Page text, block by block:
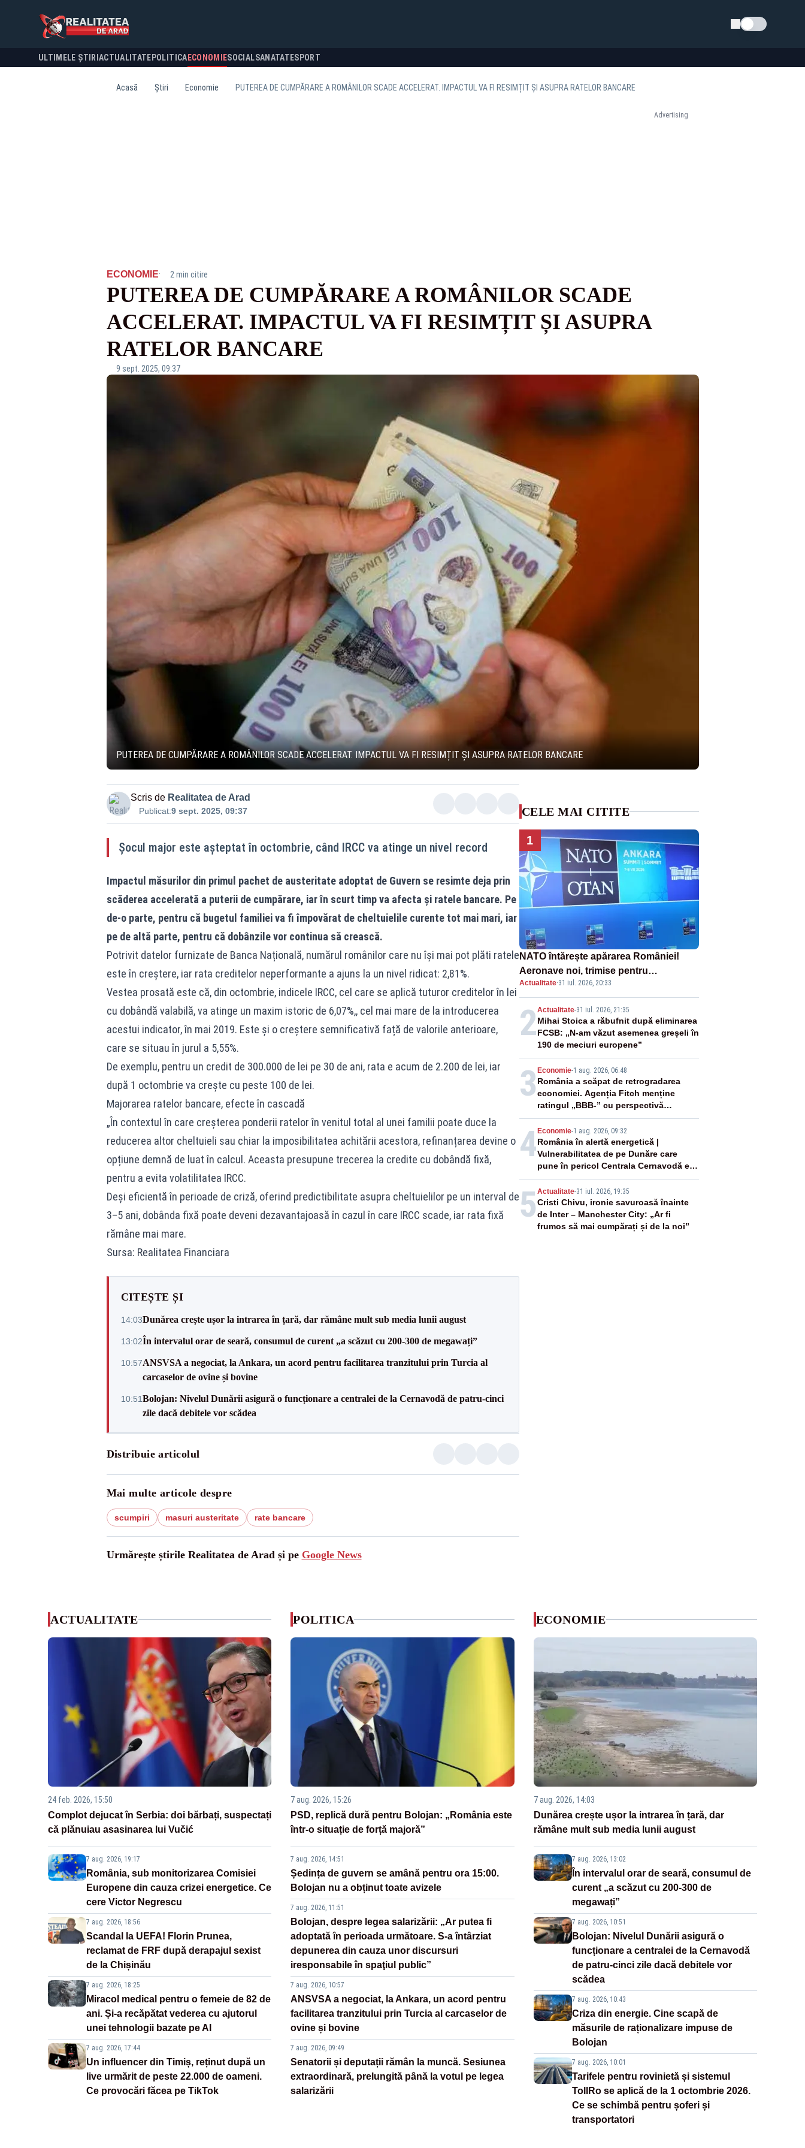
Schimba tema
ULTIMELE ȘTIRI ACTUALITATE POLITICA ECONOMIESOCIALSANATATESPORT
Acasă Știri Economie PUTEREA DE CUMPĂRARE A ROMÂNILOR SCADE ACCELERAT. IMPACTUL VA FI RESIMȚIT ȘI ASUPRA RATELOR BANCARE
Advertising
ECONOMIE· 2 min citire
PUTEREA DE CUMPĂRARE A ROMÂNILOR SCADE
ACCELERAT. IMPACTUL VA FI RESIMȚIT ȘI ASUPRA
RATELOR BANCARE
9 sept. 2025, 09:37
PUTEREA DE CUMPĂRARE A ROMÂNILOR SCADE ACCELERAT. IMPACTUL VA FI RESIMȚIT ȘI ASUPRA RATELOR BANCARE
Scris de Realitatea de Arad
Publicat:9 sept. 2025, 09:37
Șocul major este așteptat în octombrie, când IRCC va atinge un nivel record
Impactul măsurilor din primul pachet de austeritate adoptat de Guvern se resimte deja prin
scăderea accelerată a puterii de cumpărare, iar în scurt timp va afecta și ratele bancare. Pe
de-o parte, pentru că bugetul familiei va fi împovărat de cheltuielile curente tot mai mari, iar
pe de altă parte, pentru că dobânzile vor continua să crească.
Potrivit datelor furnizate de Banca Națională, numărul românilor care nu își mai pot plăti ratele
este în creștere, iar rata creditelor neperformante a ajuns la un nivel ridicat: 2,81%.
Vestea prosată este că, din octombrie, indicele IRCC, cel care se aplică tuturor creditelor în lei
cu dobândă valabilă, va atinge un maxim istoric de 6,07%,, cel mai mare de la introducerea
acestui indicator, în mai 2019. Este și o creștere semnificativă față de valorile anterioare,
care se situau în jurul a 5,55%.
De exemplu, pentru un credit de 300.000 de lei pe 30 de ani, rata e acum de 2.200 de lei, iar
după 1 octombrie va creşte cu peste 100 de lei.
Majorarea ratelor bancare, efecte în cascadă
„În contextul în care creșterea ponderii ratelor în venitul total al unei familii poate duce la
reducerea altor cheltuieli sau chiar la imposibilitatea achitării acestora, refinanțarea devine o
opțiune demnă de luat în calcul. Aceasta presupune trecerea la credite cu dobândă fixă,
pentru a evita volatilitatea IRCC.
Deși eficientă în perioade de criză, oferind predictibilitate asupra cheltuielilor pe un interval de
3–5 ani, dobânda fixă poate deveni dezavantajoasă în cazul în care IRCC scade, iar rata fixă
rămâne mai mare.
Sursa: Realitatea Financiara
CITEȘTE ȘI
14:03Dunărea crește ușor la intrarea în țară, dar rămâne mult sub media lunii august
13:02În intervalul orar de seară, consumul de curent „a scăzut cu 200-300 de megawați”
10:57ANSVSA a negociat, la Ankara, un acord pentru facilitarea tranzitului prin Turcia al
carcaselor de ovine și bovine
10:51Bolojan: Nivelul Dunării asigură o funcționare a centralei de la Cernavodă de patru-cinci
zile dacă debitele vor scădea
Distribuie articolul
Mai multe articole despre
scumpiri masuri austeritate rate bancare
Urmărește știrile Realitatea de Arad și pe Google News
CELE MAI CITITE
1
NATO întărește apărarea României!
Aeronave noi, trimise pentru
interceptarea și distrugerea dronelor
Actualitate·31 iul. 2026, 20:33
2Actualitate-31 iul. 2026, 21:35
Mihai Stoica a răbufnit după eliminarea
FCSB: „N-am văzut asemenea greșeli în
190 de meciuri europene”
3 Economie-1 aug. 2026, 06:48
România a scăpat de retrogradarea
economiei. Agenția Fitch menține
ratingul „BBB-” cu perspectivă
negativă
4 Economie-1 aug. 2026, 09:32
România în alertă energetică |
Vulnerabilitatea de pe Dunăre care
pune în pericol Centrala Cernavodă era
cunoscută de pe vremea lui Ceaușescu
5 Actualitate-31 iul. 2026, 19:35
Cristi Chivu, ironie savuroasă înainte
de Inter – Manchester City: „Ar fi
frumos să mai cumpărați și de la noi”
ACTUALITATE
24 feb. 2026, 15:50
Complot dejucat în Serbia: doi bărbați, suspectați
că plănuiau asasinarea lui Vučić
7 aug. 2026, 19:17
România, sub monitorizarea Comisiei
Europene din cauza crizei energetice. Ce
cere Victor Negrescu
7 aug. 2026, 18:56
Scandal la UEFA! Florin Prunea,
reclamat de FRF după derapajul sexist
de la Chișinău
7 aug. 2026, 18:25
Miracol medical pentru o femeie de 82 de
ani. Și-a recăpătat vederea cu ajutorul
unei tehnologii bazate pe AI
7 aug. 2026, 17:44
Un influencer din Timiș, reținut după un
live urmărit de peste 22.000 de oameni.
Ce provocări făcea pe TikTok
POLITICA
7 aug. 2026, 15:26
PSD, replică dură pentru Bolojan: „România este
într-o situație de forță majoră”
7 aug. 2026, 14:51
Ședința de guvern se amână pentru ora 15:00.
Bolojan nu a obținut toate avizele
7 aug. 2026, 11:51
Bolojan, despre legea salarizării: „Ar putea fi
adoptată în perioada următoare. S-a întârziat
depunerea din cauza unor discursuri
iresponsabile în spaţiul public”
7 aug. 2026, 10:57
ANSVSA a negociat, la Ankara, un acord pentru
facilitarea tranzitului prin Turcia al carcaselor de
ovine și bovine
7 aug. 2026, 09:49
Senatorii și deputații rămân la muncă. Sesiunea
extraordinară, prelungită până la votul pe legea
salarizării
ECONOMIE
7 aug. 2026, 14:03
Dunărea crește ușor la intrarea în țară, dar
rămâne mult sub media lunii august
7 aug. 2026, 13:02
În intervalul orar de seară, consumul de
curent „a scăzut cu 200-300 de
megawați”
7 aug. 2026, 10:51
Bolojan: Nivelul Dunării asigură o
funcționare a centralei de la Cernavodă
de patru-cinci zile dacă debitele vor
scădea
7 aug. 2026, 10:43
Criza din energie. Cine scapă de
măsurile de raționalizare impuse de
Bolojan
7 aug. 2026, 10:01
Tarifele pentru rovinietă și sistemul
TollRo se aplică de la 1 octombrie 2026.
Ce se schimbă pentru șoferi și
transportatori